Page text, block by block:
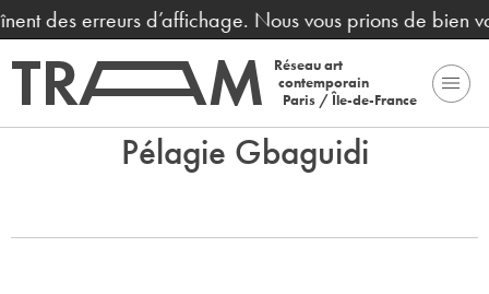
des erreurs d’affichage. Nous vous prions de bien
Réseau art
contemporain
Paris / Île-de-France
Pélagie Gbaguidi